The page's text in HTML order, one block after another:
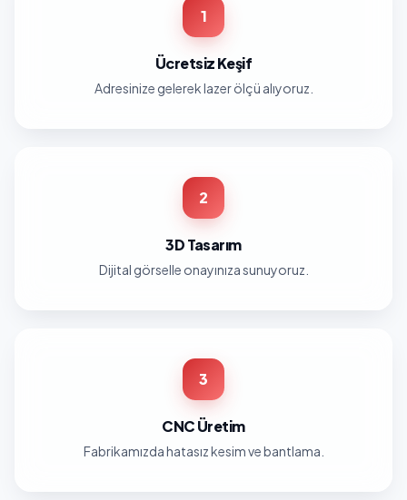
1
Ücretsiz Keşif
Adresinize gelerek lazer ölçü alıyoruz.
2
3D Tasarım
Dijital görselle onayınıza sunuyoruz.
3
CNC Üretim
Fabrikamızda hatasız kesim ve bantlama.